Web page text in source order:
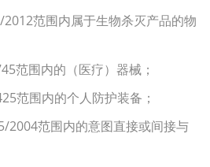
范围内属于生物杀灭产品的物
范围内的（医疗）器械；
范围内的个人防护装备；
2004范围内的意图直接或间接与